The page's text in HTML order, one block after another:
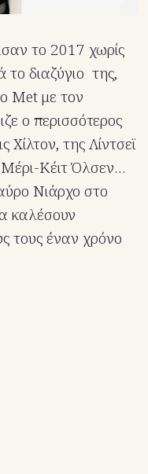
το 2017 χωρίς
διαζύγιο της,
Met με τον
ο περισσότερος
της Λίντσεϊ
Κέιτ Όλσεν…
Νιάρχο στο
καλέσουν
τους έναν χρόνο